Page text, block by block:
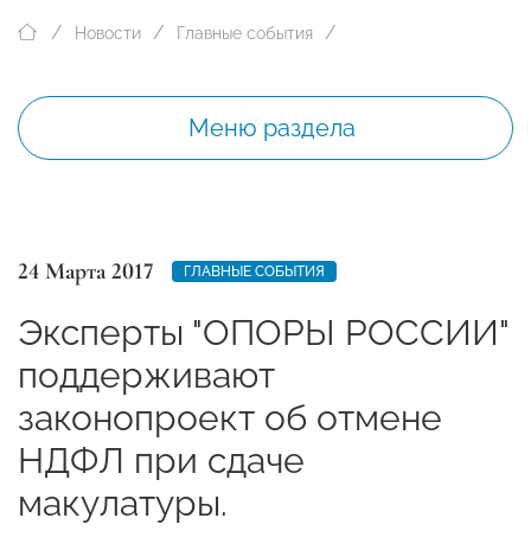
Новости Главные события
Меню раздела
24 Марта 2017 ГЛАВНЫЕ СОБЫТИЯ
Эксперты "ОПОРЫ РОССИИ"
поддерживают
законопроект об отмене
НДФЛ при сдаче
макулатуры.